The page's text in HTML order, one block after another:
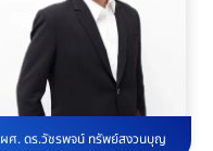
ผศ. ดร.วัชรพจน์ ทรัพย์สงวนบุญ